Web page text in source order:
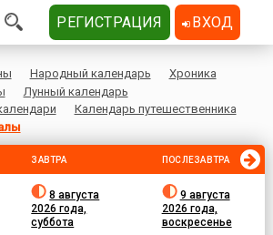
Народный календарь
Хроника
Лунный календарь
Календарь путешественника
ЗАВТРА
8 августа
2026 года,
суббота
ПОСЛЕЗАВТРА
9 августа
2026 года,
воскресенье
РЕГИСТРАЦИЯ ВХОД